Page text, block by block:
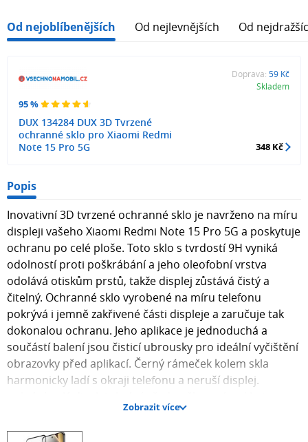
Od nejoblíbenějších Od nejlevnějších Od
95 %
DUX 134284 DUX 3D Tvrzené
ochranné sklo pro Xiaomi Redmi
Note 15 Pro 5G
Doprava: 59 Kč
Skladem
348 Kč
Popis
Inovativní 3D tvrzené ochranné sklo je navrženo na míru
displeji vašeho Xiaomi Redmi Note 15 Pro 5G a poskytuje
ochranu po celé ploše. Toto sklo s tvrdostí 9H vyniká
odolností proti poškrábání a jeho oleofobní vrstva
odolává otiskům prstů, takže displej zůstává čistý a
čitelný. Ochranné sklo vyrobené na míru telefonu
pokrývá i jemně zakřivené části displeje a zaručuje tak
dokonalou ochranu. Jeho aplikace je jednoduchá a
součástí balení jsou čisticí ubrousky pro ideální vyčištění
obrazovky před aplikací. Černý rámeček kolem skla
harmonicky ladí s okraji telefonu a neruší displej.
křišťálově čiré s černým rámečkem po aplikaci skla
doporučujeme odstranit a znovu nasadit otisky prstů
Zobrazit více